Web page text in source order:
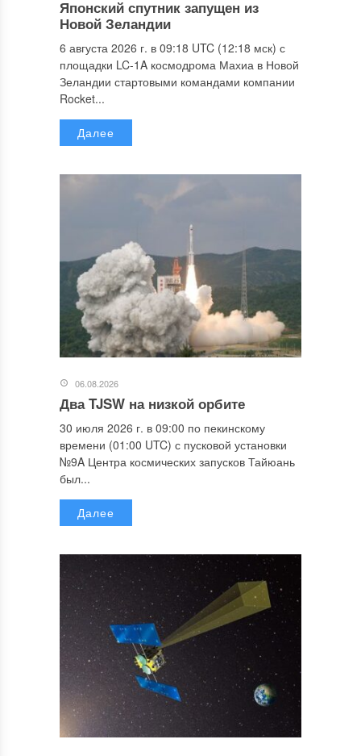
Японский спутник запущен из
Новой Зеландии
6 августа 2026 г. в 09:18 UTC (12:18 мск) с
площадки LC-1A космодрома Махиа в Новой
Зеландии стартовыми командами компании
Rocket...
Далее
06.08.2026
Два TJSW на низкой орбите
30 июля 2026 г. в 09:00 по пекинскому
времени (01:00 UTC) с пусковой установки
№9A Центра космических запусков Тайюань
был...
Далее